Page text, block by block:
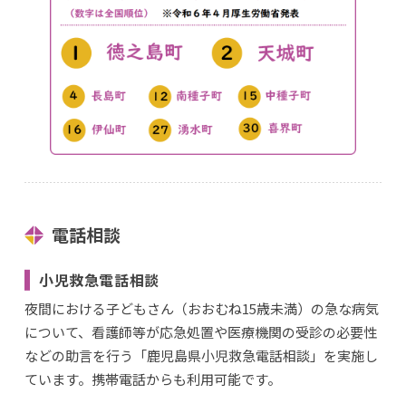
電話相談
小児救急電話相談
夜間における子どもさん（おおむね15歳未満）の急な病気
について、看護師等が応急処置や医療機関の受診の必要性
などの助言を行う「鹿児島県小児救急電話相談」を実施し
ています。携帯電話からも利用可能です。